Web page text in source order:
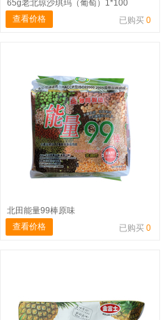
65g老北琼沙琪玛（葡萄）1*100
查看价格
已购买 0
北田能量99棒原味
查看价格
已购买 0